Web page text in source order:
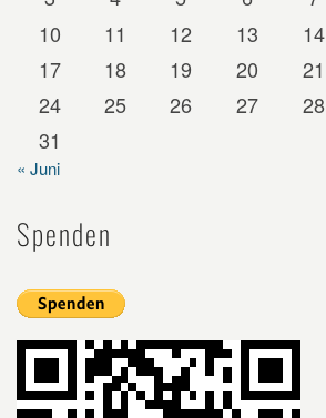
10
11 12 13 14
17
18 19 20 21
24
25 26 27 28
31
« Juni
Spenden